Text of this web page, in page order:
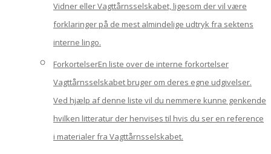
Vidner eller Vagttårnsselskabet, ligesom der vil være
forklaringer på de mest almindelige udtryk fra sektens
interne lingo.
ForkortelserEn liste over de interne forkortelser
Vagttårnsselskabet bruger om deres egne udgivelser.
Ved hjælp af denne liste vil du nemmere kunne genkende
hvilken litteratur der henvises til hvis du ser en reference
i materialer fra Vagttårnsselskabet.